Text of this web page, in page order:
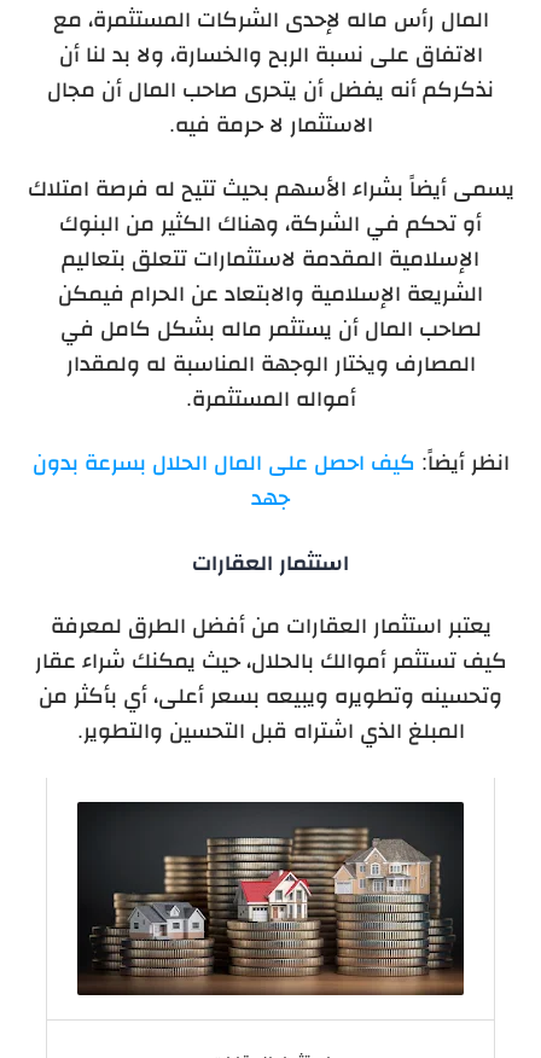
المال رأس ماله لإحدى الشركات المستثمرة، مع
الاتفاق على نسبة الربح والخسارة، ولا بد لنا أن
نذكركم أنه يفضل أن يتحرى صاحب المال أن مجال
الاستثمار لا حرمة فيه.
يسمى أيضاً بشراء الأسهم بحيث تتيح له فرصة امتلاك
أو تحكم في الشركة، وهناك الكثير من البنوك
الإسلامية المقدمة لاستثمارات تتعلق بتعاليم
الشريعة الإسلامية والابتعاد عن الحرام فيمكن
لصاحب المال أن يستثمر ماله بشكل كامل في
المصارف ويختار الوجهة المناسبة له ولمقدار
أمواله المستثمرة.
انظر أيضاً: كيف احصل على المال الحلال بسرعة بدون
جهد
استثمار العقارات
يعتبر استثمار العقارات من أفضل الطرق لمعرفة
كيف تستثمر أموالك بالحلال، حيث يمكنك شراء عقار
وتحسينه وتطويره ويبيعه بسعر أعلى، أي بأكثر من
المبلغ الذي اشتراه قبل التحسين والتطوير.